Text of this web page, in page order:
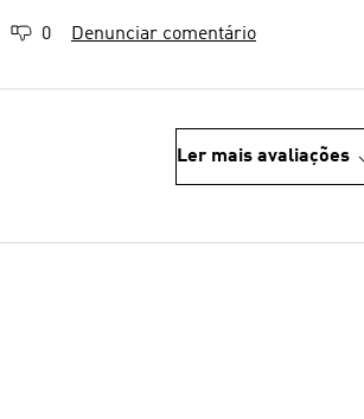
0 Denunciar comentário
Ler mais avaliações